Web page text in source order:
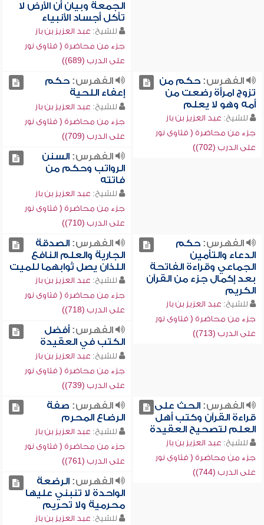
الجمعة وبيان أن الأرض لا
تأكل أجساد الأنبياء
للشيخ: عبد العزيز بن باز
جزء من محاضرة ( فتاوى نور
على الدرب (689))
الفهرس:حكم من
تزوج امرأة رضعت من
أمه وهو لا يعلم
للشيخ: عبد العزيز بن باز
جزء من محاضرة ( فتاوى نور
على الدرب (702))
الفهرس:حكم
إعفاء اللحية
للشيخ: عبد العزيز بن باز
جزء من محاضرة ( فتاوى نور
على الدرب (709))
الفهرس:السنن
الرواتب وحكم من
فاتته
للشيخ: عبد العزيز بن باز
جزء من محاضرة ( فتاوى نور
على الدرب (710))
الفهرس:حكم
الدعاء والتأمين
الجماعي وقراءة الفاتحة
بعد إكمال جزء من القرآن
الكريم
للشيخ: عبد العزيز بن باز
جزء من محاضرة ( فتاوى نور
على الدرب (713))
الفهرس:الصدقة
الجارية والعلم النافع
اللذان يصل ثوابهما للميت
للشيخ: عبد العزيز بن باز
جزء من محاضرة ( فتاوى نور
على الدرب (718))
الفهرس:أفضل
الكتب في العقيدة
للشيخ: عبد العزيز بن باز
جزء من محاضرة ( فتاوى نور
على الدرب (739))
الفهرس:الحث على
قراءة القرآن وكتب أهل
العلم لتصحيح العقيدة
للشيخ: عبد العزيز بن باز
جزء من محاضرة ( فتاوى نور
على الدرب (744))
الفهرس: صفة
الرضاع المحرم
للشيخ: عبد العزيز بن باز
جزء من محاضرة ( فتاوى نور
على الدرب (761))
الفهرس:الرضعة
الواحدة لا تنبني عليها
محرمية ولا تحريم
للشيخ: عبد العزيز بن باز